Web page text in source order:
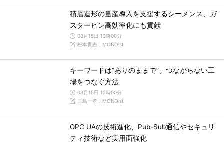
積層造形の量産導入を支援するシーメンス、ガ
スタービン高効率化にも貢献
03月15日 13時00分
松本貴志，MONOist
キーワードは“ありのままで”、つながらない工
場をつなぐ方法
03月15日 12時00分
三島一孝，MONOist
OPC UAの技術進化、Pub-Sub通信やセキュリ
ティ技術など実用面強化